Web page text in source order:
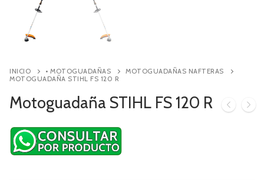
INICIO • MOTOGUADAÑAS
MOTOGUADAÑAS NAFTERAS
MOTOGUADAÑA STIHL FS 120 R
Motoguadaña STIHL FS 120 R